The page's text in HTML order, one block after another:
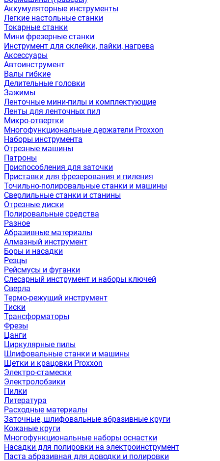
Аккумуляторные инструменты
Легкие настольные станки
Токарные станки
Мини фрезерные станки
Инструмент для склейки, пайки, нагрева
Аксессуары
Автоинструмент
Валы гибкие
Делительные головки
Зажимы
Ленточные мини-пилы и комплектующие
Ленты для ленточных пил
Микро-отвертки
Многофункциональные держатели Proxxon
Наборы инструмента
Отрезные машины
Патроны
Приспособления для заточки
Приставки для фрезерования и пиления
Точильно-полировальные станки и машины
Сверлильные станки и станины
Отрезные диски
Полировальные средства
Разное
Абразивные материалы
Алмазный инструмент
Боры и насадки
Резцы
Рейсмусы и фуганки
Слесарный инструмент и наборы ключей
Сверла
Термо-режущий инструмент
Тиски
Трансформаторы
Фрезы
Цанги
Циркулярные пилы
Шлифовальные станки и машины
Щетки и крацовки Proxxon
Электро-стамески
Электролобзики
Пилки
Литература
Расходные материалы
Заточные, шлифовальные абразивные круги
Кожаные круги
Многофункциональные наборы оснастки
Насадки для полировки на электроинструмент
Паста абразивная для доводки и полировки